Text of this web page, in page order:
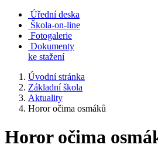
Úřední deska
Škola-on-line
Fotogalerie
Dokumenty
ke stažení
Úvodní stránka
Základní škola
Aktuality
Horor očima osmáků
Horor očima